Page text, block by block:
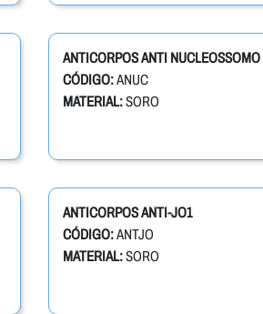
ANTICORPOS ANTI NUCLEOSSOMO
CÓDIGO:ANUC
MATERIAL:SORO
ANTICORPOS ANTI-JO1
CÓDIGO:ANTJO
MATERIAL:SORO